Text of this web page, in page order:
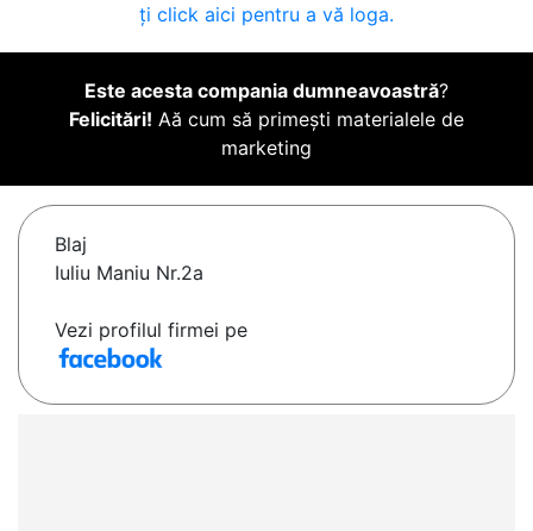
ți click aici pentru a vă loga.
Este acesta compania dumneavoastră?
Felicitări! Aă cum să primești materialele de
marketing
Blaj
Iuliu Maniu Nr.2a
Vezi profilul firmei pe